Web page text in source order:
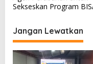
i
g
a
s
Sekseskan Program
Jangan Lewatkan